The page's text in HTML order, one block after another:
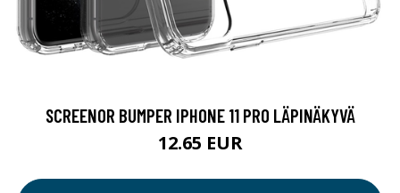
SCREENOR BUMPER IPHONE 11 PRO LÄPINÄKYVÄ
12.65 EUR